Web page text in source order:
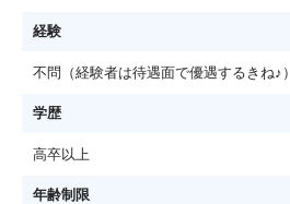
経験
不問（経験者は待遇面で優遇するきね♪）
学歴
高卒以上
年齢制限